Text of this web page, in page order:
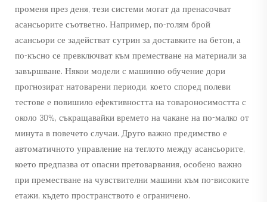
променя през деня, тези системи могат да пренасочват
асансьорите съответно. Например, по-голям брой
асансьори се задействат сутрин за доставките на бетон, а
по-късно се превключват към преместване на материали за
завършване. Някои модели с машинно обучение дори
прогнозират натоварени периоди, което според полеви
тестове е повишило ефективността на товароносимостта с
около 30%, съкращавайки времето на чакане на по-малко от
минута в повечето случаи. Друго важно предимство е
автоматичното управление на теглото между асансьорите,
което предпазва от опасни претоварвания, особено важно
при преместване на чувствителни машини към по-високите
етажи, където пространството е ограничено.